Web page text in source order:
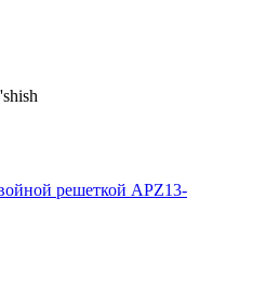
решеткой APZ13-